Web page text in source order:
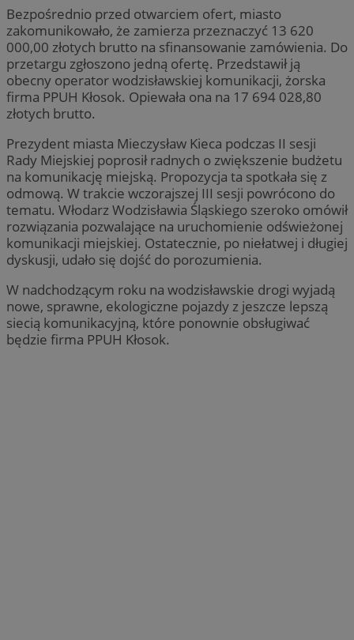
Bezpośrednio przed otwarciem ofert, miasto
zakomunikowało, że zamierza przeznaczyć 13 620
000,00 złotych brutto na sfinansowanie zamówienia. Do
przetargu zgłoszono jedną ofertę. Przedstawił ją
obecny operator wodzisławskiej komunikacji, żorska
firma PPUH Kłosok. Opiewała ona na 17 694 028,80
złotych brutto.
Prezydent miasta Mieczysław Kieca podczas II sesji
Rady Miejskiej poprosił radnych o zwiększenie budżetu
na komunikację miejską. Propozycja ta spotkała się z
odmową. W trakcie wczorajszej III sesji powrócono do
tematu. Włodarz Wodzisławia Śląskiego szeroko omówił
rozwiązania pozwalające na uruchomienie odświeżonej
komunikacji miejskiej. Ostatecznie, po niełatwej i długiej
dyskusji, udało się dojść do porozumienia.
W nadchodzącym roku na wodzisławskie drogi wyjadą
nowe, sprawne, ekologiczne pojazdy z jeszcze lepszą
siecią komunikacyjną, które ponownie obsługiwać
będzie firma PPUH Kłosok.